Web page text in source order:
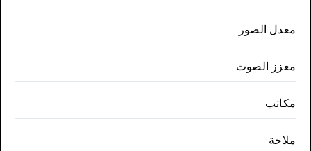
معدل الصور
معزز الصوت
مكاتب
ملاحة